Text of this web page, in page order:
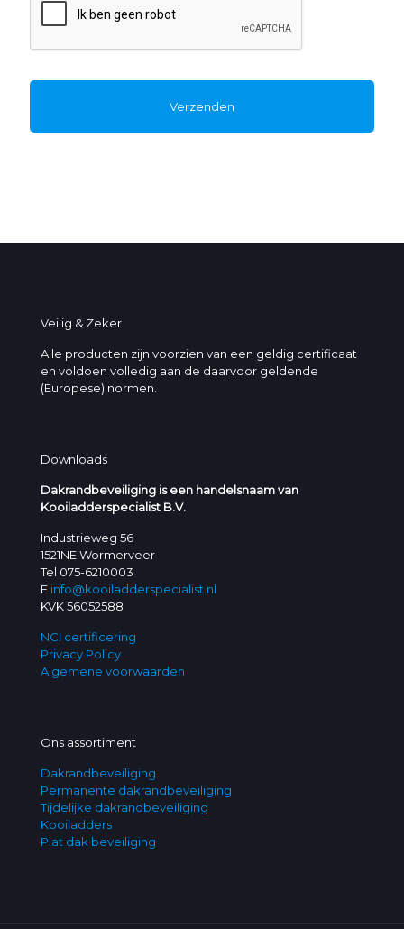
Veilig & Zeker
Alle producten zijn voorzien van een geldig certificaat
en voldoen volledig aan de daarvoor geldende
(Europese) normen.
Downloads
Dakrandbeveiliging is een handelsnaam van
Kooiladderspecialist B.V.
Industrieweg 56
1521NE Wormerveer
Tel 075-6210003
E info@kooiladderspecialist.nl
KVK 56052588
NCI certificering
Privacy Policy
Algemene voorwaarden
Ons assortiment
Dakrandbeveiliging
Permanente dakrandbeveiliging
Tijdelijke dakrandbeveiliging
Kooiladders
Plat dak beveiliging